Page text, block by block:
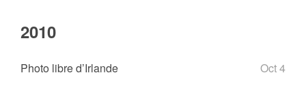
2010
Photo libre d’Irlande
Oct 4